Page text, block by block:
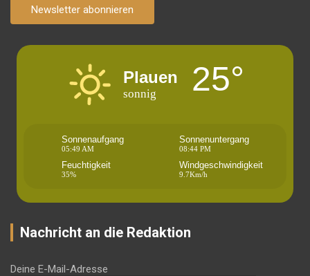
Newsletter abonnieren
Plauen
sonnig 25°
Sonnenaufgang
05:49 AM
Sonnenuntergang
08:44 PM
Feuchtigkeit
35%
Windgeschwindigkeit
9.7Km/h
Nachricht an die Redaktion
Deine E-Mail-Adresse